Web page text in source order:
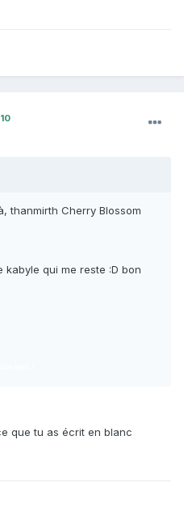
10
thanmirth Cherry Blossom
qui me reste :D bon
que tu as écrit en blanc